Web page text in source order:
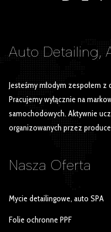
Auto Detailing,
Jesteśmy młodym zespołem
Pracujemy wyłącznie na
samochodowych. Aktywnie
organizowanych przez
Nasza Oferta
Mycie detailingowe, auto SPA
Folie ochronne PPF